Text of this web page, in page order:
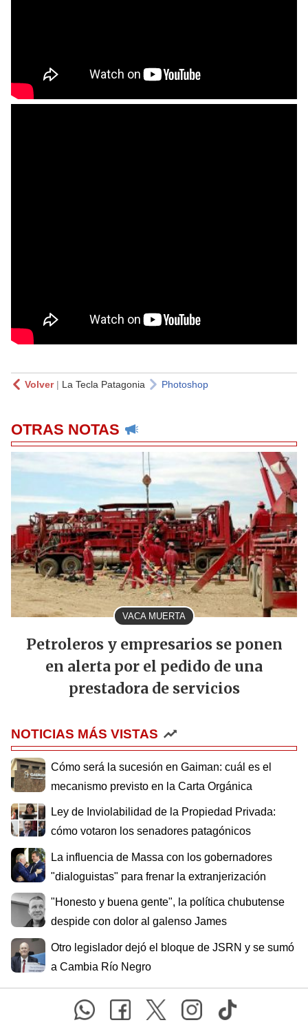
Volver| La Tecla Patagonia Photoshop
OTRAS NOTAS
VACA MUERTA
Petroleros y empresarios se ponen
en alerta por el pedido de una
prestadora de servicios
NOTICIAS MÁS VISTAS
Cómo será la sucesión en Gaiman: cuál es el
mecanismo previsto en la Carta Orgánica
Ley de Inviolabilidad de la Propiedad Privada:
cómo votaron los senadores patagónicos
La influencia de Massa con los gobernadores
"dialoguistas" para frenar la extranjerización
"Honesto y buena gente", la política chubutense
despide con dolor al galenso James
Otro legislador dejó el bloque de JSRN y se sumó
a Cambia Río Negro